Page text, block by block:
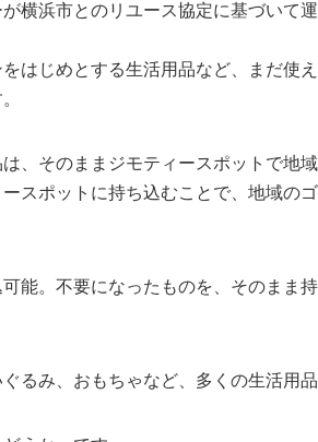
横浜市とのリユース協定に基づいて
はじめとする生活用品など、まだ使
、そのままジモティースポットで地
スポットに持ち込むことで、地域の
能。不要になったものを、そのまま持
るみ、おもちゃなど、多くの生活用品